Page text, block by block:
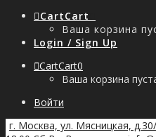
CartCart
Ваша корзина
Login / Sign Up
CartCart0
Ваша корзина
Войти
г. Москва, ул. Мясницкая,